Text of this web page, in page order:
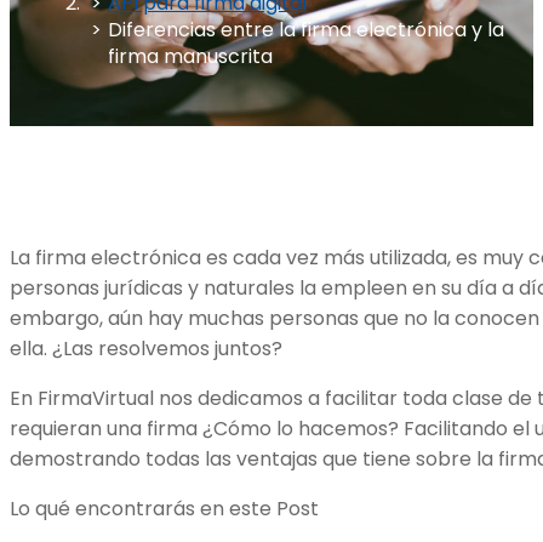
Diferencias entre la firma electrónica y la
firma manuscrita
La firma electrónica es cada vez más utilizada, es muy
personas jurídicas y naturales la empleen en su día a
embargo, aún hay muchas personas que no la
ella. ¿Las resolvemos juntos?
En FirmaVirtual nos dedicamos a facilitar toda clase
requieran una firma ¿Cómo lo hacemos? Facilitando el
demostrando todas las ventajas que tiene sobre la
Lo qué encontrarás en este Post